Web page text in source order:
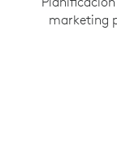
marketing